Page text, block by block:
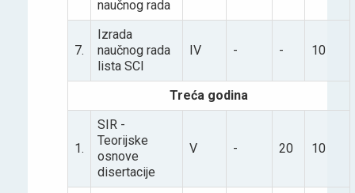
naučnog rada
7.
Izrada
naučnog rada
lista SCI
IV - - 10
Treća godina
1.
SIR -
Teorijske
osnove
disertacije
V - 20 10